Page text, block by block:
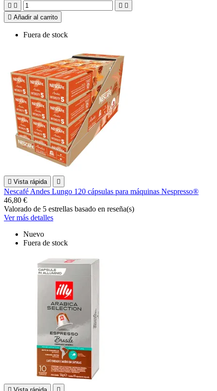
   
 Añadir al carrito
Fuera de stock
 Vista rápida 
Nescafé Andes Lungo 120 cápsulas para máquinas Nespresso®
46,80 €
Valorado de 5 estrellas basado en reseña(s)
Ver más detalles
Nuevo
Fuera de stock